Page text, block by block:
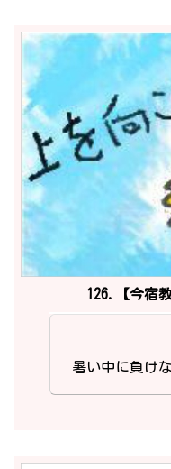
126.【今宿
暑い中に負け